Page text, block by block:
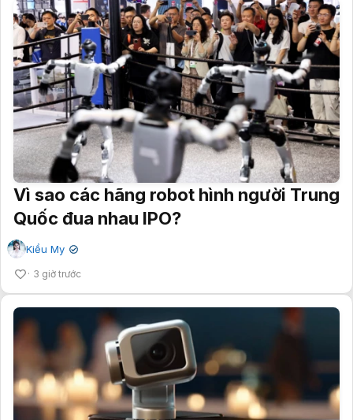
Vì sao các hãng robot hình người Trung
Quốc đua nhau IPO?
Kiều My ✔
3 giờ trước